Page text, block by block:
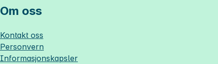
Om oss
Kontakt oss
Personvern
Informasjonskapsler